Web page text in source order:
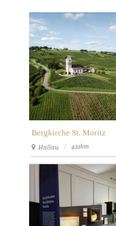
Bergkirche St. Moritz
Hallau 421km